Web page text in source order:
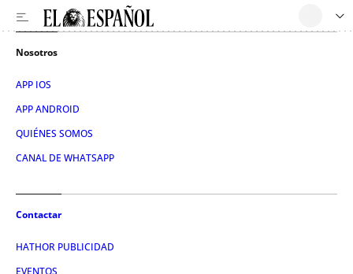
Nosotros
APP IOS
APP ANDROID
QUIÉNES SOMOS
CANAL DE WHATSAPP
Contactar
HATHOR PUBLICIDAD
EVENTOS